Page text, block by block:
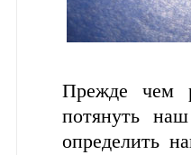
Прежде чем
потянуть
определить